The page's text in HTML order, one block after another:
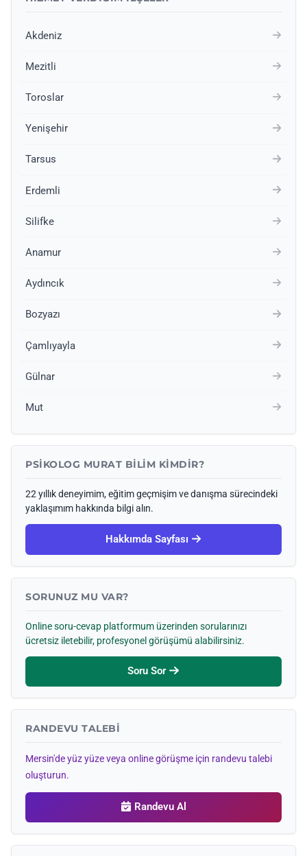
Akdeniz
Mezitli
Toroslar
Yenişehir
Tarsus
Erdemli
Silifke
Anamur
Aydıncık
Bozyazı
Çamlıyayla
Gülnar
Mut
PSIKOLOG MURAT BILIM KIMDIR?
22 yıllık deneyimim, eğitim geçmişim ve danışma sürecindeki
yaklaşımım hakkında bilgi alın.
Hakkımda Sayfası
SORUNUZ MU VAR?
Online soru-cevap platformum üzerinden sorularınızı
ücretsiz iletebilir, profesyonel görüşümü alabilirsiniz.
Soru Sor
RANDEVU TALEBI
Mersin'de yüz yüze veya online görüşme için randevu talebi
oluşturun.
Randevu Al